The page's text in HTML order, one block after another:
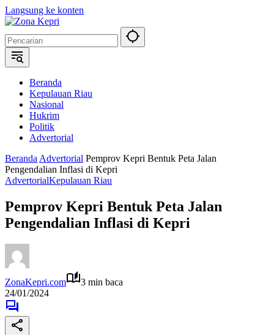
Langsung ke konten
Beranda
Kepulauan Riau
Nasional
Hukrim
Politik
Advertorial
Beranda Advertorial Pemprov Kepri Bentuk Peta Jalan
Pengendalian Inflasi di Kepri
AdvertorialKepulauan Riau
Pemprov Kepri Bentuk Peta Jalan
Pengendalian Inflasi di Kepri
ZonaKepri.com
3 min baca
24/01/2024